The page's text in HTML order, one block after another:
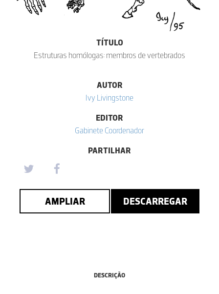
TÍTULO
Estruturas homólogas: membros de vertebrados
AUTOR
Ivy Livingstone
EDITOR
Gabinete Coordenador
PARTILHAR
AMPLIAR DESCARREGAR
DESCRIÇÃO